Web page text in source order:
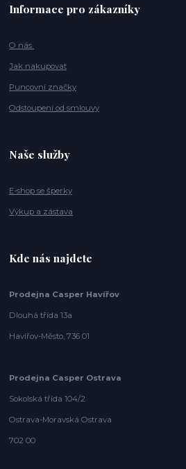
Informace pro zákazníky
O nás
Jak nakupovat
Puncovní značky
Odstoupení od smlouvy
Naše služby
E-shop se šperky
Výkup a zástava
Kde nás najdete
Prodejna Casper Havířov
Dlouhá třída 13a
Havířov-Město, 736 01
Prodejna Casper Ostrava
Sokolská třída 104/2
Ostrava-Moravská Ostrava
702 00